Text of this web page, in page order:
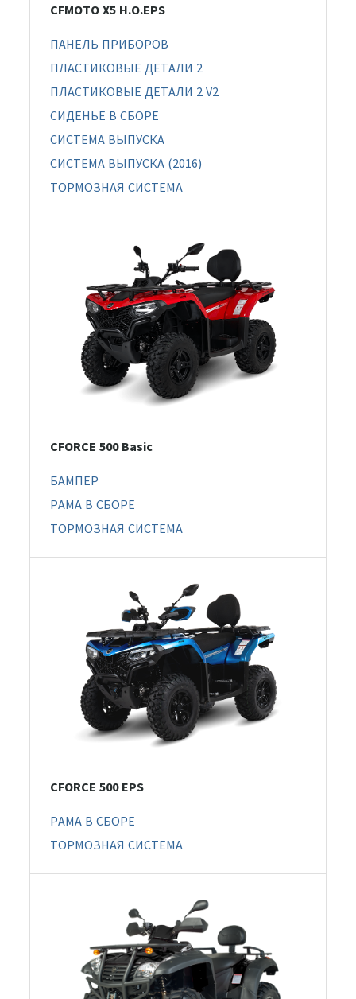
CFMOTO X5 H.O.EPS
ПАНЕЛЬ ПРИБОРОВ
ПЛАСТИКОВЫЕ ДЕТАЛИ 2
ПЛАСТИКОВЫЕ ДЕТАЛИ 2 V2
СИДЕНЬЕ В СБОРЕ
СИСТЕМА ВЫПУСКА
СИСТЕМА ВЫПУСКА (2016)
ТОРМОЗНАЯ СИСТЕМА
CFORCE 500 Basic
БАМПЕР
РАМА В СБОРЕ
ТОРМОЗНАЯ СИСТЕМА
CFORCE 500 EPS
РАМА В СБОРЕ
ТОРМОЗНАЯ СИСТЕМА